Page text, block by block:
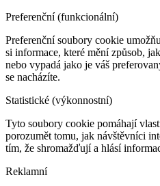
Preferenční (funkcionální)
Preferenční soubory cookie
si informace, které mění způsob,
nebo vypadá jako je váš
se nacházíte.
Statistické (výkonnostní)
Tyto soubory cookie pomáhají
porozumět tomu, jak návštěvníci
tím, že shromažďují a hlásí
Reklamní